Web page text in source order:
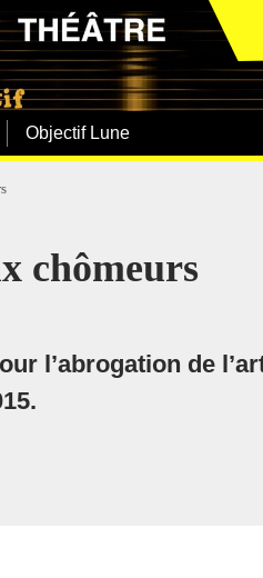
Objectif Lune
chômeurs
l’abrogation de